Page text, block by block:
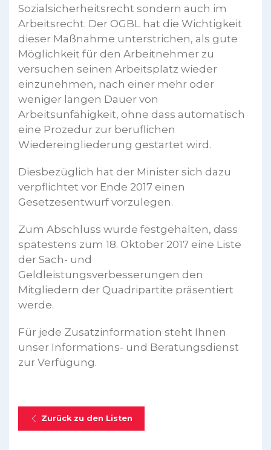
Sozialsicherheitsrecht sondern auch im
Arbeitsrecht. Der OGBL hat die Wichtigkeit
dieser Maßnahme unterstrichen, als gute
Möglichkeit für den Arbeitnehmer zu
versuchen seinen Arbeitsplatz wieder
einzunehmen, nach einer mehr oder
weniger langen Dauer von
Arbeitsunfähigkeit, ohne dass automatisch
eine Prozedur zur beruflichen
Wiedereingliederung gestartet wird.
Diesbezüglich hat der Minister sich dazu
verpflichtet vor Ende 2017 einen
Gesetzesentwurf vorzulegen.
Zum Abschluss wurde festgehalten, dass
spätestens zum 18. Oktober 2017 eine Liste
der Sach- und
Geldleistungsverbesserungen den
Mitgliedern der Quadripartite präsentiert
werde.
Für jede Zusatzinformation steht Ihnen
unser Informations- und Beratungsdienst
zur Verfügung.
Zurück zu den Listen